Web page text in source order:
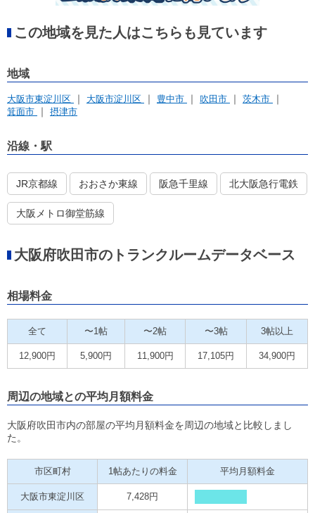
この地域を見た人はこちらも見ています
地域
大阪市東淀川区 大阪市淀川区 豊中市 吹田市
茨木市
箕面市
摂津市
沿線・駅
JR京都線 おおさか東線 阪急千里線 北大阪急行電鉄
大阪メトロ御堂筋線
大阪府吹田市のトランクルームデータベース
相場料金
全て 〜1帖 〜2帖 〜3帖 3帖以上
12,900円 5,900円 11,900円 17,105円 34,900円
周辺の地域との平均月額料金
大阪府吹田市内の部屋の平均月額料金を周辺の地域と比較しまし
た。
市区町村 1帖あたりの料金 平均月額料金
大阪市東淀川区 7,428円